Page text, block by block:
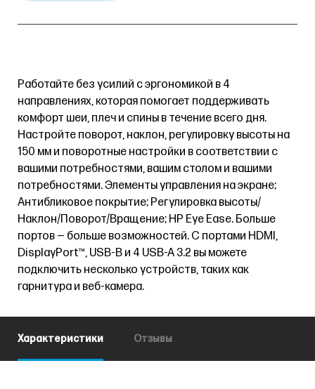
Работайте без усилий с эргономикой в 4
направлениях, которая помогает поддерживать
комфорт шеи, плеч и спины в течение всего дня.
Настройте поворот, наклон, регулировку высоты на
150 мм и поворотные настройки в соответствии с
вашими потребностями, вашим столом и вашими
потребностями. Элементы управления на экране;
Антибликовое покрытие; Регулировка высоты/
Наклон/Поворот/Вращение; HP Eye Ease. Больше
портов — больше возможностей. С портами HDMI,
DisplayPort™, USB-B и 4 USB-A 3.2 вы можете
подключить несколько устройств, таких как
гарнитура и веб-камера.
Характеристики Отзывы